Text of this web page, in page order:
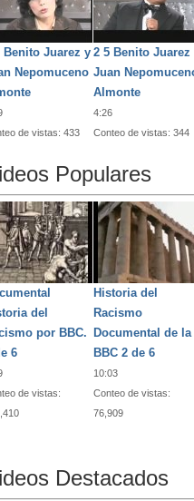
Benito Juarez y
Nepomuceno
de vistas 433
2 5 Benito Juarez
Juan
Almonte
4:26
Conteo de vistas 344
Populares
del
por BBC.
6
de vistas
Historia del
Racismo
Documental de la
BBC 2 de 6
10:03
Conteo de vistas
76,909
Destacados